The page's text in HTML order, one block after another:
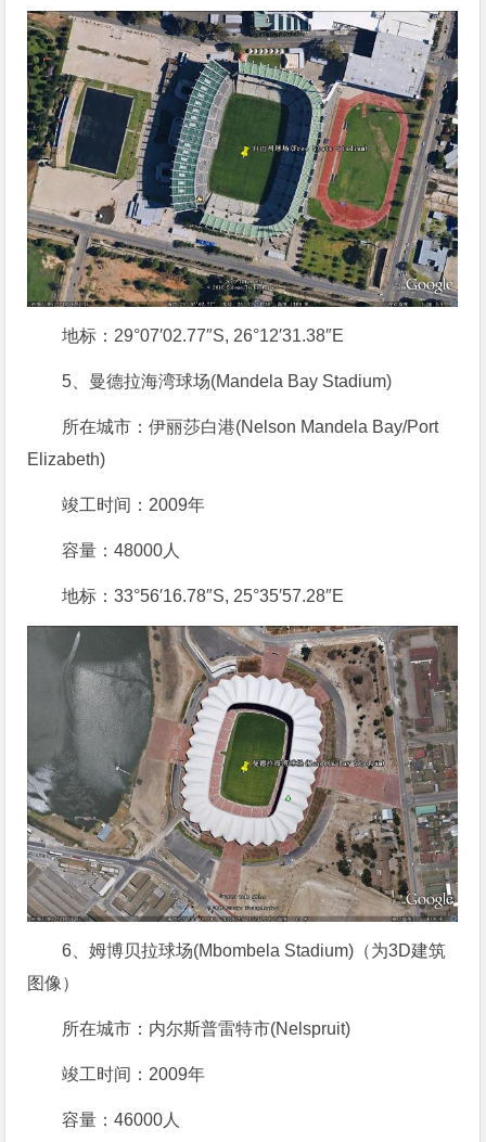
地标：29°07′02.77″S, 26°12′31.38″E
5、曼德拉海湾球场(Mandela Bay Stadium)
所在城市：伊丽莎白港(Nelson Mandela Bay/Port
Elizabeth)
竣工时间：2009年
容量：48000人
地标：33°56′16.78″S, 25°35′57.28″E
6、姆博贝拉球场(Mbombela Stadium)（为3D建筑
图像）
所在城市：内尔斯普雷特市(Nelspruit)
竣工时间：2009年
容量：46000人